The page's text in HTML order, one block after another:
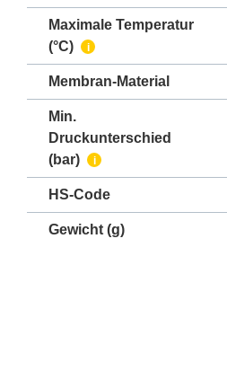
Maximale Temperatur
(°C)
i
Membran-Material
Min.
Druckunterschied
(bar)
i
HS-Code
Gewicht (g)